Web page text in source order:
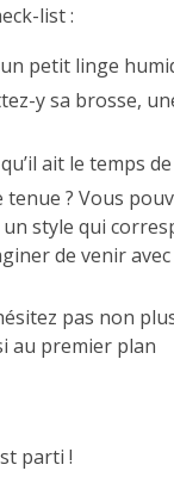
list :
petit linge
y sa brosse,
ait le temps
? Vous
style qui
de venir
pas non
au premier plan
parti !